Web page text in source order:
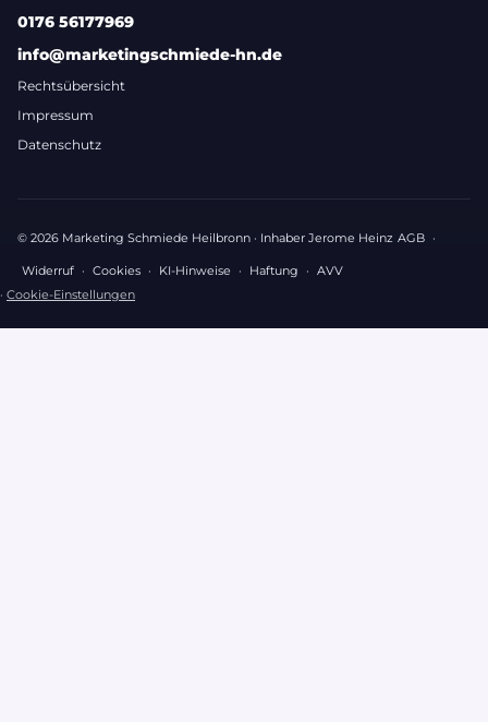
0176 56177969
info@marketingschmiede-hn.de
Rechtsübersicht
Impressum
Datenschutz
© 2026 Marketing Schmiede Heilbronn · Inhaber Jerome Heinz AGB ·
Widerruf · Cookies · KI-Hinweise · Haftung · AVV
· Cookie-Einstellungen